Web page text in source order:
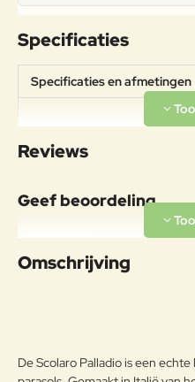
Specificaties
Specificaties en afmetingen
Aluminium
Reviews
Geef beoordeling
Uw naam:
Omschrijving
De Scolaro Palladio is een